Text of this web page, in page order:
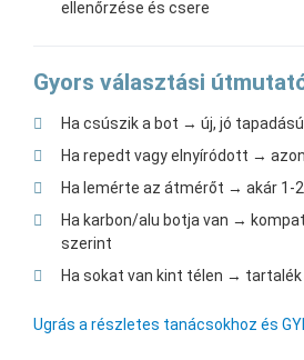
ellenőrzése és csere
Gyors választási
Ha csúszik a bot → új, jó
Ha repedt vagy elnyíródott →
Ha lemérte az átmérőt → akár 1-
Ha karbon/alu botja van →
szerint
Ha sokat van kint télen → tartalék
Ugrás a részletes tanácsokhoz és